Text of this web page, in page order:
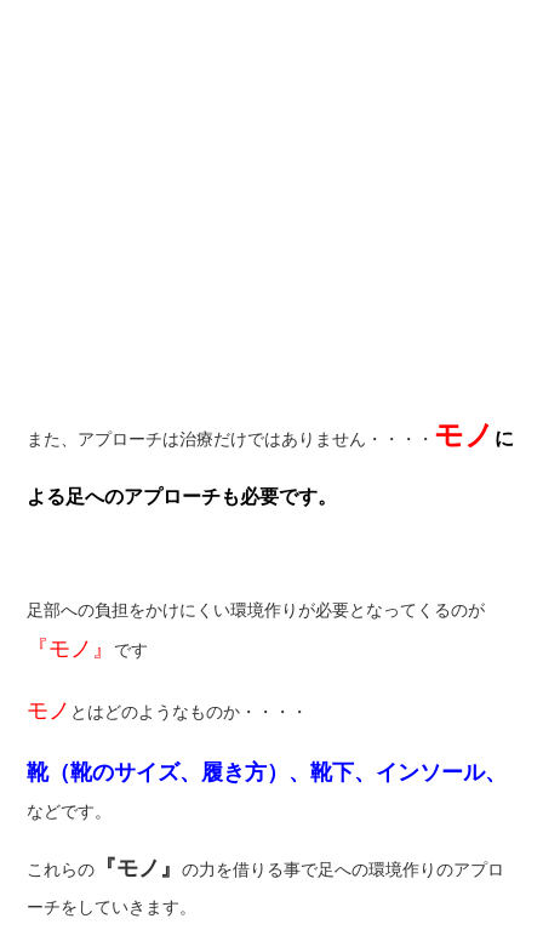
また、アプローチは治療だけではありません・・・・ モノ に
よる足へのアプローチも必要です。
足部への負担をかけにくい環境作りが必要となってくるのが
『モノ』 です
モノ とはどのようなものか・・・・
靴（靴のサイズ、履き方）、靴下、インソール、
などです。
これらの 『モノ』の力を借りる事で足への環境作りのアプロ
ーチをしていきます。